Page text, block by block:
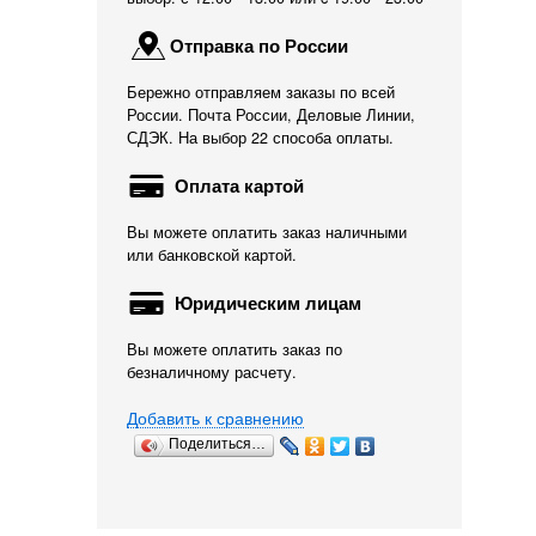
Отправка по России
Бережно отправляем заказы по всей
России. Почта России, Деловые Линии,
СДЭК. На выбор 22 способа оплаты.
Оплата картой
Вы можете оплатить заказ наличными
или банковской картой.
Юридическим лицам
Вы можете оплатить заказ по
безналичному расчету.
Добавить к сравнению
Поделиться…